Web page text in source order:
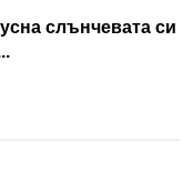
слънчевата си